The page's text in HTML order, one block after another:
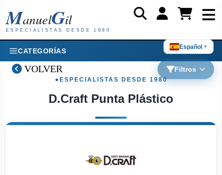
Español ▼
ManuelGil
ESPECIALISTAS DESDE 1980
CATEGORÍAS
VOLVER Filtros
D.Craft Punta Plástico